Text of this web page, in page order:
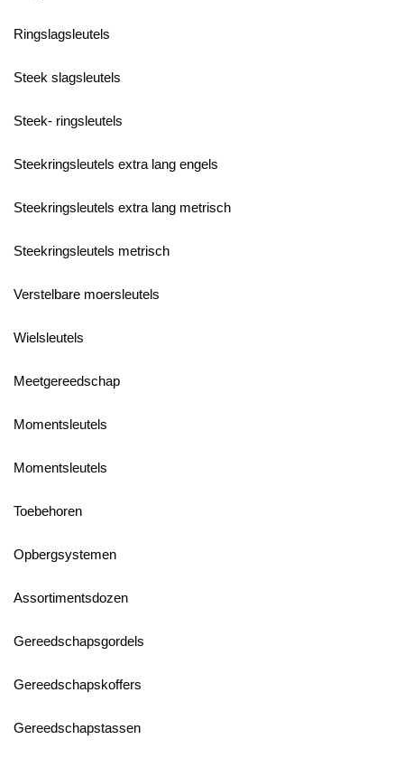
Ringslagsleutels
Steek slagsleutels
Steek- ringsleutels
Steekringsleutels extra lang engels
Steekringsleutels extra lang metrisch
Steekringsleutels metrisch
Verstelbare moersleutels
Wielsleutels
Meetgereedschap
Momentsleutels
Momentsleutels
Toebehoren
Opbergsystemen
Assortimentsdozen
Gereedschapsgordels
Gereedschapskoffers
Gereedschapstassen